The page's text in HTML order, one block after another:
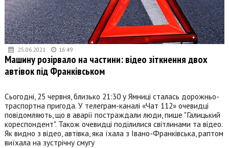
25.06.2021 16:49
Машину розірвало на частини: відео зіткнення двох
автівок під Франківськом
Сьогодні, 25 червня, близько 21:30 у Ямниці сталась дорожньо-
траспортна пригода. У телеграм-каналі «Чат 112» очевидці
повідомляють, що в аварії постраждали люди, пише "Галицький
кореспондент". Також очевидці поділилися світлинами та відео.
Як видно з відео, автівка, яка їхала з Івано-Франківська, раптом
виїхала на зустрічну смугу